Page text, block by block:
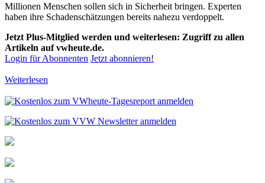
Millionen Menschen sollen sich in Sicherheit bringen. Experten
haben ihre Schadenschätzungen bereits nahezu verdoppelt.
Jetzt Plus-Mitglied werden und weiterlesen: Zugriff zu allen
Artikeln auf vwheute.de.
Login für Abonnenten Jetzt abonnieren!
Weiterlesen